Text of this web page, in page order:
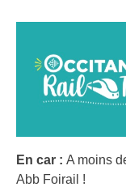
En car : A moins
Abb Foirail !